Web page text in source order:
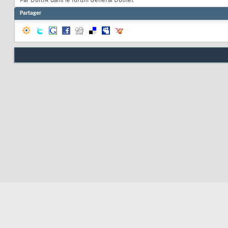
Partager